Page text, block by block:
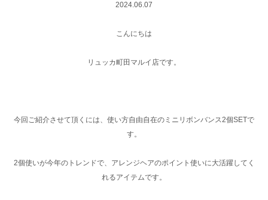
2024.06.07
こんにちは
リュッカ町田マルイ店です。
今回ご紹介させて頂くには、使い方自由自在のミニリボンバンス2個SETで
す。
2個使いが今年のトレンドで、アレンジヘアのポイント使いに大活躍してく
れるアイテムです。